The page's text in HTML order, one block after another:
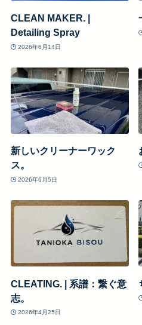
CLEAN MAKER. |
Detailing Spray
2026年6月14日
新しいクリーナーワック
ス。
2026年6月5日
CLEATING. | 系譜：繋ぐ意
志。
2026年4月25日